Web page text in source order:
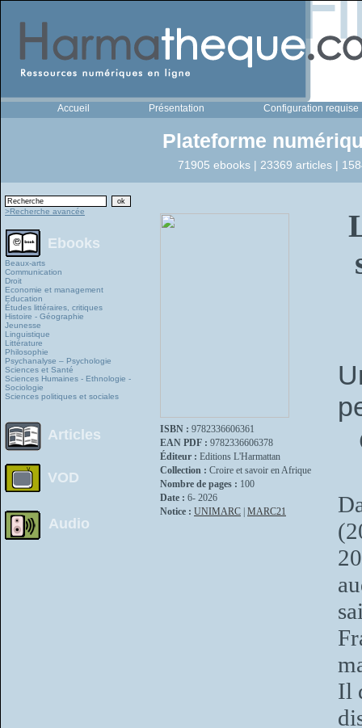
Accueil Présentation Configuration requise
Plateforme
71905 ebooks | 23369 articles |
>Recherche avancée
Ebooks
Beaux-arts
Communication
Droit
Economie et management
Education
Études littéraires, critiques
Histoire - Géographie
Jeunesse
Linguistique
Littérature
Philosophie
Psychanalyse – Psychologie
Sciences et Santé
Sciences Humaines - Ethnologie -
Sociologie
Sciences politiques et sociales
Articles
VOD
Audio
ISBN : 9782336606361
EAN PDF : 9782336606378
Éditeur : Editions L'Harmattan
Collection : Croire et savoir en Afrique
Nombre de pages : 100
Date : 6- 2026
Notice : UNIMARC MARC21
Il